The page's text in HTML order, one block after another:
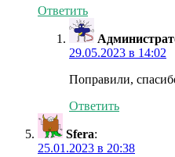
Ответить
29.05.2023 в 14:02
Поправили,
Ответить
Sfera:
25.01.2023 в 20:38